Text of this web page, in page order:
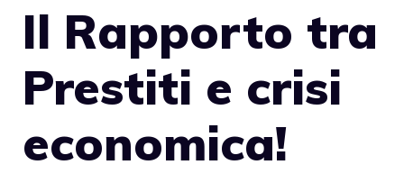
Il Rapporto tra
Prestiti e crisi
economica!